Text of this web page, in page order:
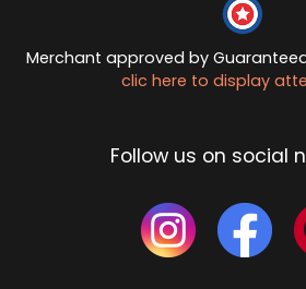
Merchant approved by
clic here to display
Follow us on social